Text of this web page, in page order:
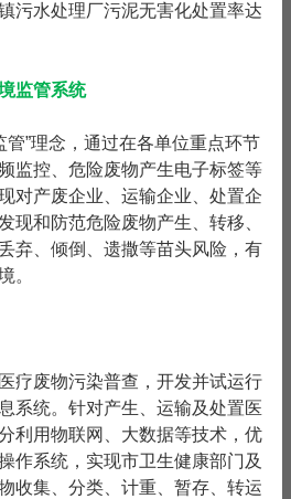
污水处理厂污泥无害化处置率达
监管系统
”理念，通过在各单位重点环节
监控、危险废物产生电子标签等
对产废企业、运输企业、处置企
现和防范危险废物产生、转移、
弃、倾倒、遗撒等苗头风险，有
。
废物污染普查，开发并试运行
系统。针对产生、运输及处置医
利用物联网、大数据等技术，优
作系统，实现市卫生健康部门及
收集、分类、计重、暂存、转运